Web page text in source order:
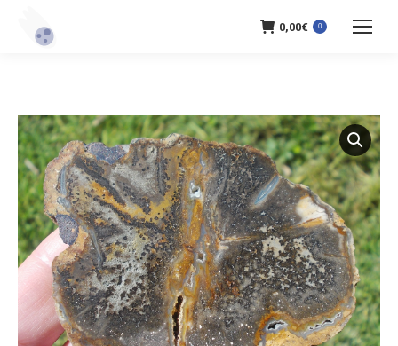
0,00€ 0